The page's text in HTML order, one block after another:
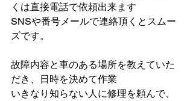
くは直接電話で依頼出来ます
SNSや番号メールで連絡頂くとスムー
ズです。
故障内容と車のある場所を教えていた
だき、日時を決めて作業
いきなり知らない人に修理を頼んで、